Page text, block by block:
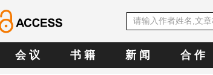
会 议 书 籍 新 闻 合 作